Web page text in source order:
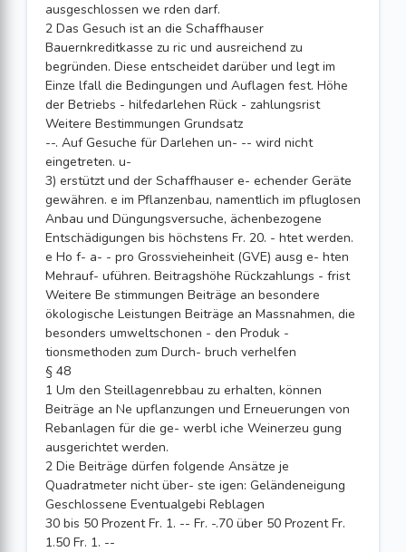
ausgeschlossen we rden darf.
2 Das Gesuch ist an die Schaffhauser
Bauernkreditkasse zu ric und ausreichend zu
begründen. Diese entscheidet darüber und legt im
Einze lfall die Bedingungen und Auflagen fest. Höhe
der Betriebs - hilfedarlehen Rück - zahlungsrist
Weitere Bestimmungen Grundsatz
--. Auf Gesuche für Darlehen un- -- wird nicht
eingetreten. u-
3) erstützt und der Schaffhauser e- echender Geräte
gewähren. e im Pflanzenbau, namentlich im pfluglosen
Anbau und Düngungsversuche, ächenbezogene
Entschädigungen bis höchstens Fr. 20. - htet werden.
e Ho f- a- - pro Grossvieheinheit (GVE) ausg e- hten
Mehrauf- uführen. Beitragshöhe Rückzahlungs - frist
Weitere Be stimmungen Beiträge an besondere
ökologische Leistungen Beiträge an Massnahmen, die
besonders umweltschonen - den Produk -
tionsmethoden zum Durch- bruch verhelfen
§ 48
1 Um den Steillagenrebbau zu erhalten, können
Beiträge an Ne upflanzungen und Erneuerungen von
Rebanlagen für die ge- werbl iche Weinerzeu gung
ausgerichtet werden.
2 Die Beiträge dürfen folgende Ansätze je
Quadratmeter nicht über- ste igen: Geländeneigung
Geschlossene Eventualgebi Reblagen
30 bis 50 Prozent Fr. 1. -- Fr. -.70 über 50 Prozent Fr.
1.50 Fr. 1. --